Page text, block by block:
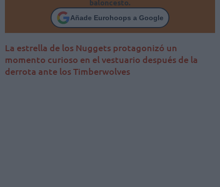
baloncesto.
Añade Eurohoops a Google
La estrella de los Nuggets protagonizó un
momento curioso en el vestuario después de la
derrota ante los Timberwolves